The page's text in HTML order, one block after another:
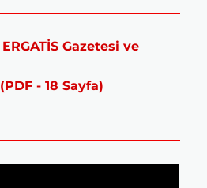
Gazetesi ve
- 18 Sayfa)